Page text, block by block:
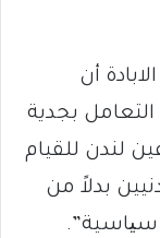
أن
بجدية
لندن للقيام
بدلاً من
سیاسية”.